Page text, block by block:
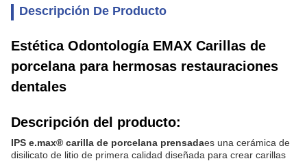
Descripción De Producto
Estética Odontología EMAX Carillas de
porcelana para hermosas restauraciones
dentales
Descripción del producto:
IPS e.max® carilla de porcelana prensadaes una cerámica de
disilicato de litio de primera calidad diseñada para crear carillas